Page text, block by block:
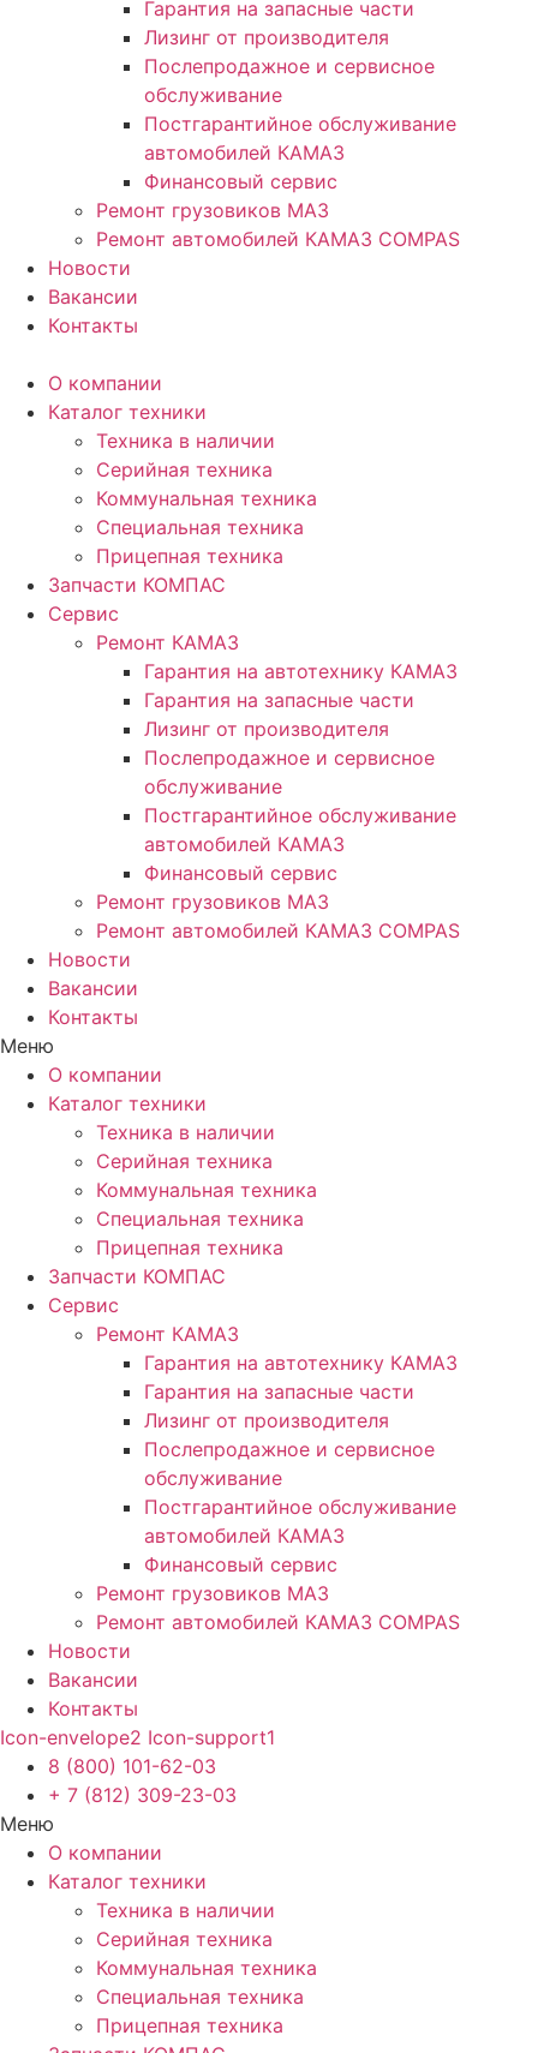
Гарантия на запасные части
Лизинг от производителя
Послепродажное и сервисное
обслуживание
Постгарантийное обслуживание
автомобилей КАМАЗ
Финансовый сервис
Ремонт грузовиков МАЗ
Ремонт автомобилей КАМАЗ COMPAS
Новости
Вакансии
Контакты
О компании
Каталог техники
Техника в наличии
Серийная техника
Коммунальная техника
Специальная техника
Прицепная техника
Запчасти КОМПАС
Сервис
Ремонт КАМАЗ
Гарантия на автотехнику КАМАЗ
Гарантия на запасные части
Лизинг от производителя
Послепродажное и сервисное
обслуживание
Постгарантийное обслуживание
автомобилей КАМАЗ
Финансовый сервис
Ремонт грузовиков МАЗ
Ремонт автомобилей КАМАЗ COMPAS
Новости
Вакансии
Контакты
Меню
О компании
Каталог техники
Техника в наличии
Серийная техника
Коммунальная техника
Специальная техника
Прицепная техника
Запчасти КОМПАС
Сервис
Ремонт КАМАЗ
Гарантия на автотехнику КАМАЗ
Гарантия на запасные части
Лизинг от производителя
Послепродажное и сервисное
обслуживание
Постгарантийное обслуживание
автомобилей КАМАЗ
Финансовый сервис
Ремонт грузовиков МАЗ
Ремонт автомобилей КАМАЗ COMPAS
Новости
Вакансии
Контакты
Icon-envelope2 Icon-support1
8 (800) 101-62-03
+ 7 (812) 309-23-03
Меню
О компании
Каталог техники
Техника в наличии
Серийная техника
Коммунальная техника
Специальная техника
Прицепная техника